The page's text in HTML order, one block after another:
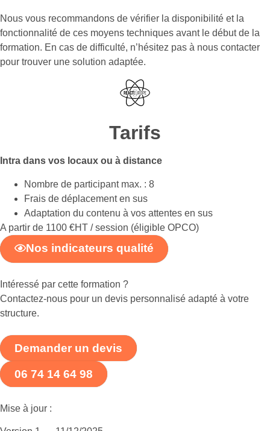
Nous vous recommandons de vérifier la disponibilité et la
fonctionnalité de ces moyens techniques avant le début de la
formation. En cas de difficulté, n’hésitez pas à nous contacter
pour trouver une solution adaptée.
Tarifs
Intra dans vos locaux ou à distance
Nombre de participant max. : 8
Frais de déplacement en sus
Adaptation du contenu à vos attentes en sus
A partir de 1100 €HT / session (éligible OPCO)
Nos indicateurs qualité
Intéressé par cette formation ?
Contactez-nous pour un devis personnalisé adapté à votre
structure.
Demander un devis
06 74 14 64 98
Mise à jour :